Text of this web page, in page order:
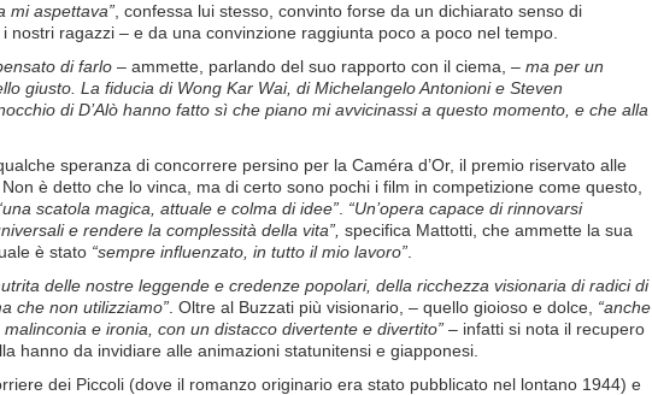
mi aspettava” , confessa lui stesso, convinto forse da un dichiarato senso di
nostri ragazzi – e da una convinzione raggiunta poco a poco nel tempo.
di farlo – ammette, parlando del suo rapporto con il ciema, – ma per un
giusto. La fiducia di Wong Kar Wai, di Michelangelo Antonioni e Steven
di D’Alò hanno fatto sì che piano mi avvicinassi a questo momento, e che alla
speranza di concorrere persino per la Caméra d’Or, il premio riservato alle
è detto che lo vinca, ma di certo sono pochi i film in competizione come questo,
scatola magica, attuale e colma di idee” “Un’opera capace di rinnovarsi
e rendere la complessità della vita”, specifica Mattotti, che ammette la sua
è stato “sempre influenzato, in tutto il mio lavoro”
delle nostre leggende e credenze popolari, della ricchezza visionaria di radici di
che non utilizziamo” . Oltre al Buzzati più visionario, – quello gioioso e dolce, “anche
e ironia, con un distacco divertente e divertito” – infatti si nota il recupero
hanno da invidiare alle animazioni statunitensi e giapponesi.
dei Piccoli (dove il romanzo originario era stato pubblicato nel lontano 1944) e